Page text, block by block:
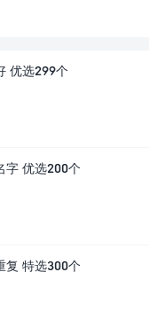
优选299个
字 优选200个
复 特选300个